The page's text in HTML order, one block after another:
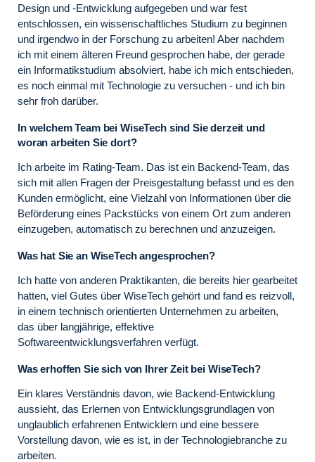
Design und -Entwicklung aufgegeben und war fest
entschlossen, ein wissenschaftliches Studium zu beginnen
und irgendwo in der Forschung zu arbeiten! Aber nachdem
ich mit einem älteren Freund gesprochen habe, der gerade
ein Informatikstudium absolviert, habe ich mich entschieden,
es noch einmal mit Technologie zu versuchen - und ich bin
sehr froh darüber.
In welchem Team bei WiseTech sind Sie derzeit und
woran arbeiten Sie dort?
Ich arbeite im Rating-Team. Das ist ein Backend-Team, das
sich mit allen Fragen der Preisgestaltung befasst und es den
Kunden ermöglicht, eine Vielzahl von Informationen über die
Beförderung eines Packstücks von einem Ort zum anderen
einzugeben, automatisch zu berechnen und anzuzeigen.
Was hat Sie an WiseTech angesprochen?
Ich hatte von anderen Praktikanten, die bereits hier gearbeitet
hatten, viel Gutes über WiseTech gehört und fand es reizvoll,
in einem technisch orientierten Unternehmen zu arbeiten,
das über langjährige, effektive
Softwareentwicklungsverfahren verfügt.
Was erhoffen Sie sich von Ihrer Zeit bei WiseTech?
Ein klares Verständnis davon, wie Backend-Entwicklung
aussieht, das Erlernen von Entwicklungsgrundlagen von
unglaublich erfahrenen Entwicklern und eine bessere
Vorstellung davon, wie es ist, in der Technologiebranche zu
arbeiten.